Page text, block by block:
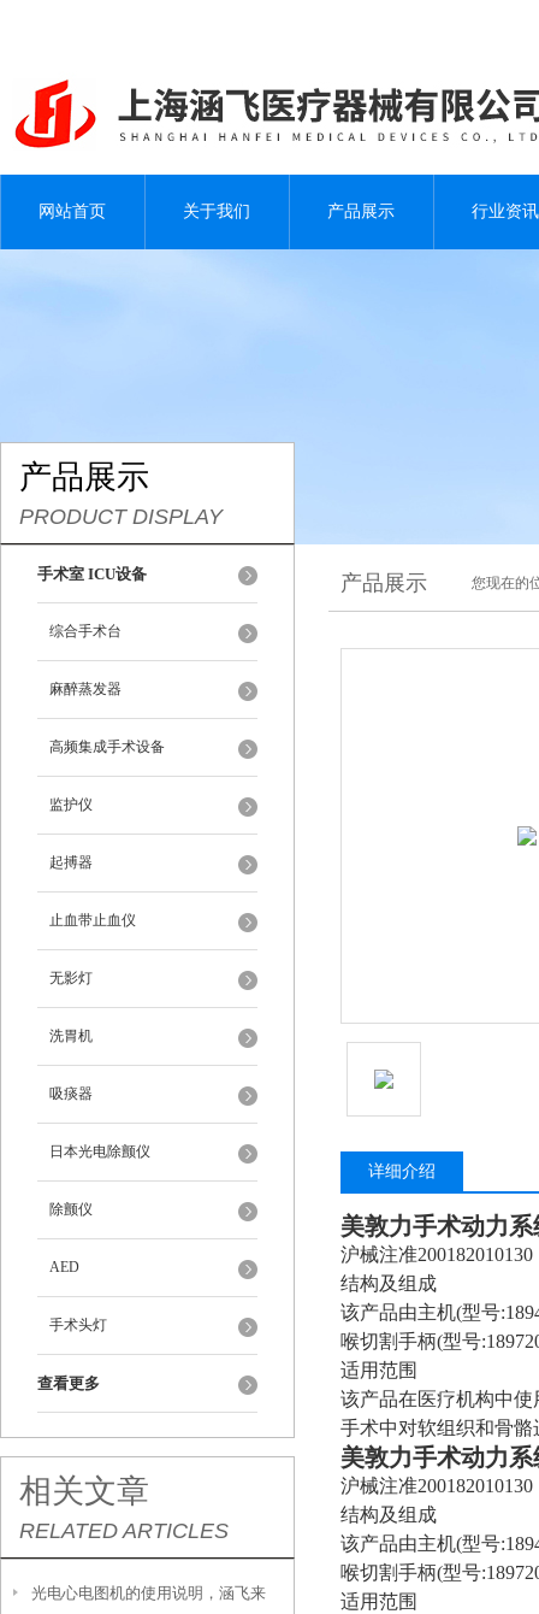
网站首页 关于我们 产品展示 行业资讯
产品展示
PRODUCT DISPLAY
手术室 ICU设备
综合手术台
麻醉蒸发器
高频集成手术设备
监护仪
起搏器
止血带止血仪
无影灯
洗胃机
吸痰器
日本光电除颤仪
除颤仪
AED
手术头灯
查看更多
相关文章
RELATED ARTICLES
光电心电图机的使用说明，涵飞来
产品展示 您现在的
详细介绍
美敦力手术动力系
沪械注准200182010130
结构及组成
该产品由主机(型号
喉切割手柄(型号
适用范围
该产品在医疗机构中
手术中对软组织和骨
美敦力手术动力系
沪械注准200182010130
结构及组成
该产品由主机(型号
喉切割手柄(型号
适用范围